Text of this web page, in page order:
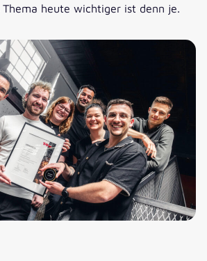
Thema heute wichtiger ist denn je.